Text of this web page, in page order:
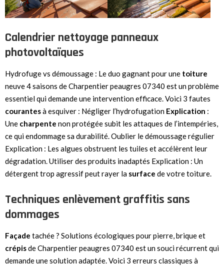
NOS
SERVICES
Calendrier nettoyage panneaux
photovoltaïques
Hydrofuge vs démoussage : Le duo gagnant pour une toiture
neuve 4 saisons de Charpentier peaugres 07340 est un problème
essentiel qui demande une intervention efficace. Voici 3 fautes
courantesà esquiver : Négliger l’hydrofugation Explication :
Une charpente non protégée subit les attaques de l’intempéries,
ce qui endommage sa durabilité. Oublier le démoussage régulier
Explication : Les algues obstruent les tuiles et accélèrent leur
dégradation. Utiliser des produits inadaptés Explication : Un
détergent trop agressif peut rayer la surface de votre toiture.
Techniques enlèvement graffitis sans
dommages
Façade tachée ? Solutions écologiques pour pierre, brique et
crépisde Charpentier peaugres 07340 est un souci récurrent qui
demande une solution adaptée. Voici 3 erreurs classiques à